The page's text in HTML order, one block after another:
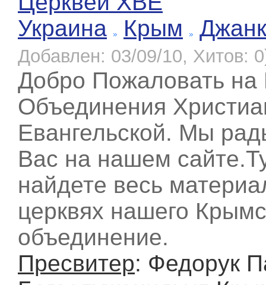
Украина
Крым
Добавлен: 03/09/10, Хитов:
Добро Пожаловать на
Объединения
Евангельской. Мы
Вас на нашем
найдете весь
церквях нашего
объединение.
Пресвитер: Федорук